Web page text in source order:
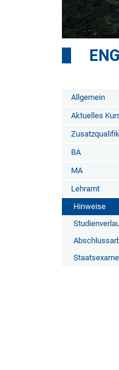
Allgemein
Aktuelles
BA
MA
Lehramt
Hinweise